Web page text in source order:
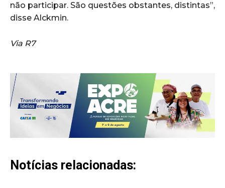
não participar. São questões obstantes, distintas”,
disse Alckmin.
Via R7
Notícias relacionadas: